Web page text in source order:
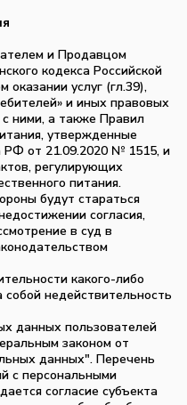
и Продавцом
кодекса Российской
услуг (гл.39),
и иных правовых
ними, а также Правил
утвержденные
РФ от 21.09.2020 № 1515, и
регулирующих
питания.
будут стараться
согласия,
в суд в
какого-либо
недействительность
данных пользователей
законом от
данных". Перечень
с персональными
согласие субъекта